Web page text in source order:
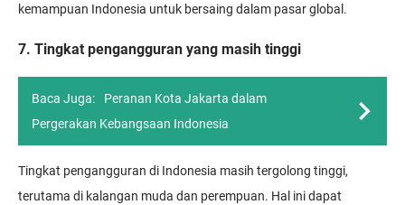
kemampuan Indonesia untuk bersaing dalam pasar global.
7. Tingkat pengangguran yang masih tinggi
Baca Juga:
Peranan Kota Jakarta dalam
Pergerakan Kebangsaan Indonesia
Tingkat pengangguran di Indonesia masih tergolong tinggi,
terutama di kalangan muda dan perempuan. Hal ini dapat